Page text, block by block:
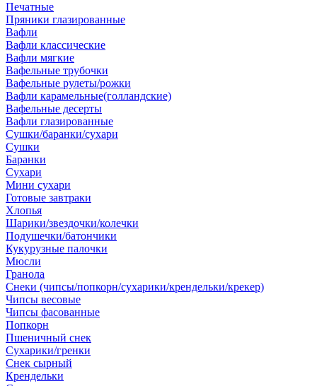
Печатные
Пряники глазированные
Вафли
Вафли классические
Вафли мягкие
Вафельные трубочки
Вафельные рулеты/рожки
Вафли карамельные(голландские)
Вафельные десерты
Вафли глазированные
Сушки/баранки/сухари
Сушки
Баранки
Сухари
Мини сухари
Готовые завтраки
Хлопья
Шарики/звездочки/колечки
Подушечки/батончики
Кукурузные палочки
Мюсли
Гранола
Снеки (чипсы/попкорн/сухарики/крендельки/крекер)
Чипсы весовые
Чипсы фасованные
Попкорн
Пшеничный снек
Сухарики/гренки
Снек сырный
Крендельки